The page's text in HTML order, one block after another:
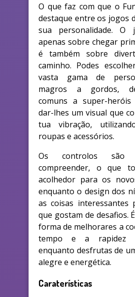
O que faz com que o
destaque entre os jogos
sua personalidade.
apenas sobre chegar
é também sobre
caminho. Podes
vasta gama de
magros a gordos,
comuns a super-
dar-lhes um visual que
tua vibração,
roupas e acessórios.
Os controlos são
compreender, o que
acolhedor para os
enquanto o design dos
as coisas interessantes
que gostam de desafios.
forma de melhorares a
tempo e a rapidez
enquanto desfrutas de
alegre e energética.
Caraterísticas